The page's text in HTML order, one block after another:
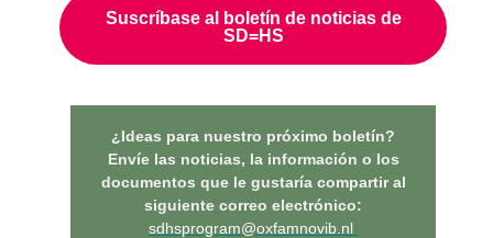
Suscríbase al boletín de noticias de
SD=HS
¿Ideas para nuestro próximo boletín?
Envíe las noticias, la información o los
documentos que le gustaría compartir al
siguiente correo electrónico:
sdhsprogram@oxfamnovib.nl